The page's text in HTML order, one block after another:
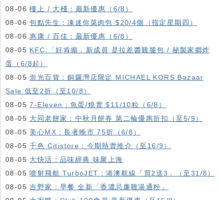
08-06樓上 / 大棧：最新優惠（6/8）
08-06包點先生：凍迷你菜肉包 $20/4個（指定星期四）
08-06惠康 / 百佳：最新優惠（6/8）
08-05 KFC:「好肯癲」新成員 是拉差醬雞腿包 / 秘製家鄉炸
蛋（6/8起）
08-05崇光百貨：銅鑼灣店限定 MICHAEL KORS Bazaar
Sale 低至2折（至10/8）
08-057-Eleven：魚蛋/燒賣 $11/10粒（6/8）
08-05 大同老餅家：中秋月餅券 第二輪優惠折扣（至5/9）
08-05 美心MX：長者晚市 75折（6/8）
08-05千色 Citistore：今期熱賣推介（至16/9）
08-05 大快活：品味經典 味聚上海
08-05噴射飛航 TurboJET：港澳航線「買2送3」（至31/8）
08-05吉野家：早餐 全新「香濃忌廉雞湯通粉」